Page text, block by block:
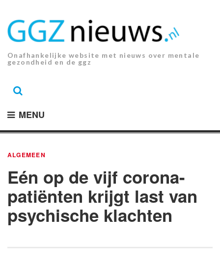
inhoud.
Onafhankelijke website met nieuws over mentale
gezondheid en de ggz
MENU
ALGEMEEN
Eén op de vijf corona-
patiënten krijgt last van
psychische klachten